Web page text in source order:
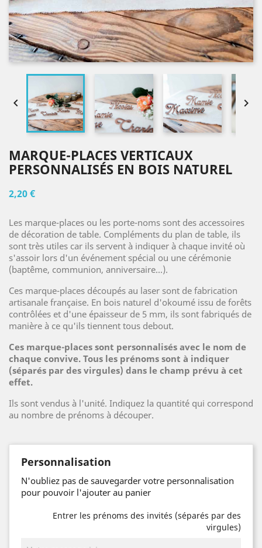
 
MARQUE-PLACES VERTICAUX
PERSONNALISÉS EN BOIS NATUREL
2,20 €
Les marque-places ou les porte-noms sont des accessoires
de décoration de table. Compléments du plan de table, ils
sont très utiles car ils servent à indiquer à chaque invité où
s'assoir lors d'un événement spécial ou une cérémonie
(baptême, communion, anniversaire...).
Ces marque-places découpés au laser sont de fabrication
artisanale française. En bois naturel d'okoumé issu de forêts
contrôlées et d'une épaisseur de 5 mm, ils sont fabriqués de
manière à ce qu'ils tiennent tous debout.
Ces marque-places sont personnalisés avec le nom de
chaque convive. Tous les prénoms sont à indiquer
(séparés par des virgules) dans le champ prévu à cet
effet.
Ils sont vendus à l'unité. Indiquez la quantité qui correspond
au nombre de prénoms à découper.
Personnalisation
N'oubliez pas de sauvegarder votre personnalisation
pour pouvoir l'ajouter au panier
Entrer les prénoms des invités (séparés par des
virgules)